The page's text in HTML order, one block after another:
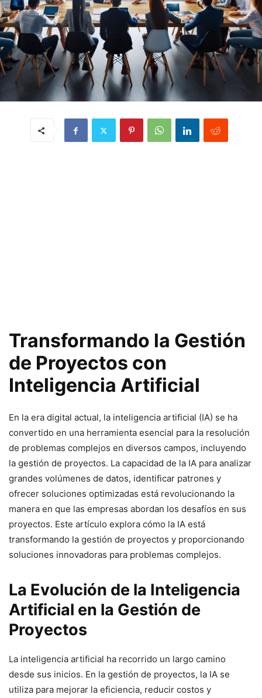
Transformando la Gestión
de Proyectos con
Inteligencia Artificial
En la era digital actual, la inteligencia artificial (IA) se ha
convertido en una herramienta esencial para la resolución
de problemas complejos en diversos campos, incluyendo
la gestión de proyectos. La capacidad de la IA para analizar
grandes volúmenes de datos, identificar patrones y
ofrecer soluciones optimizadas está revolucionando la
manera en que las empresas abordan los desafíos en sus
proyectos. Este artículo explora cómo la IA está
transformando la gestión de proyectos y proporcionando
soluciones innovadoras para problemas complejos.
La Evolución de la Inteligencia
Artificial en la Gestión de
Proyectos
La inteligencia artificial ha recorrido un largo camino
desde sus inicios. En la gestión de proyectos, la IA se
utiliza para mejorar la eficiencia, reducir costos y